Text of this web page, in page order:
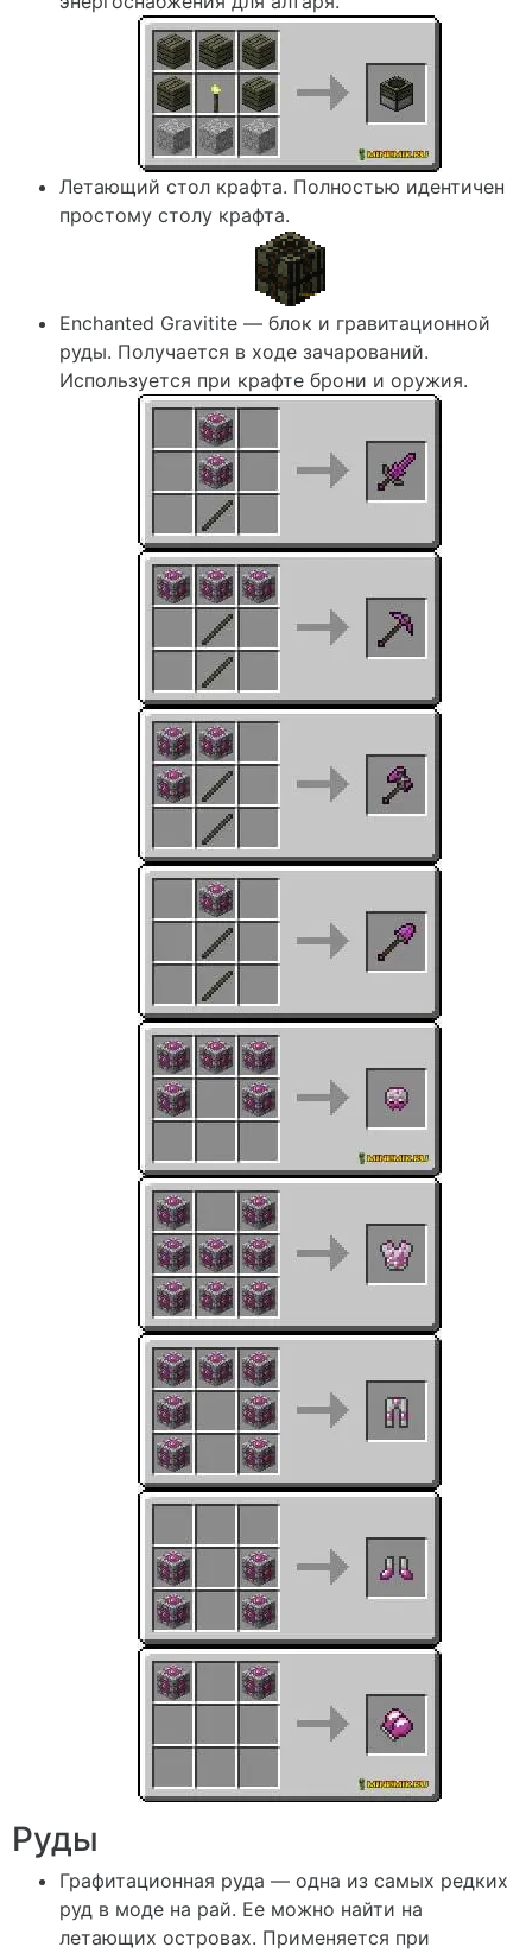
Летающий стол крафта. Полностью идентичен
простому столу крафта.
Enchanted Gravitite — блок и гравитационной
руды. Получается в ходе зачарований.
Используется при крафте брони и оружия.
Руды
Графитационная руда — одна из самых редких
руд в моде на рай. Ее можно найти на
летающих островах. Применяется при